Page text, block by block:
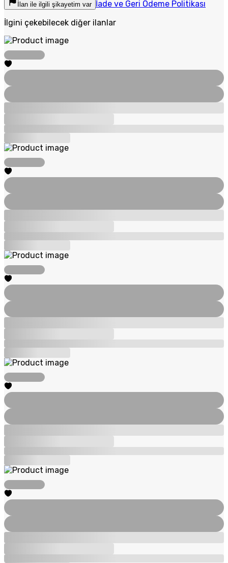
İlan ile ilgili şikayetim var İade ve Geri Ödeme Politikası
İlgini çekebilecek diğer ilanlar